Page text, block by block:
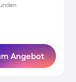
Angebot